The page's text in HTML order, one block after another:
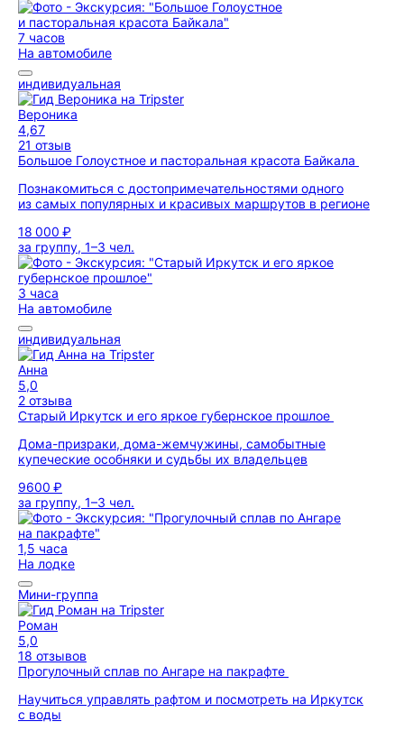
7 часов
На автомобиле
индивидуальная
Вероника
4,67
21 отзыв
Большое Голоустное и пасторальная красота Байкала
Познакомиться с достопримечательностями одного
из самых популярных и красивых маршрутов в регионе
18 000 ₽
за группу, 1–3 чел.
3 часа
На автомобиле
индивидуальная
Анна
5,0
2 отзыва
Старый Иркутск и его яркое губернское прошлое
Дома-призраки, дома-жемчужины, самобытные
купеческие особняки и судьбы их владельцев
9600 ₽
за группу, 1–3 чел.
1,5 часа
На лодке
Мини-группа
Роман
5,0
18 отзывов
Прогулочный сплав по Ангаре на пакрафте
Научиться управлять рафтом и посмотреть на Иркутск
с воды